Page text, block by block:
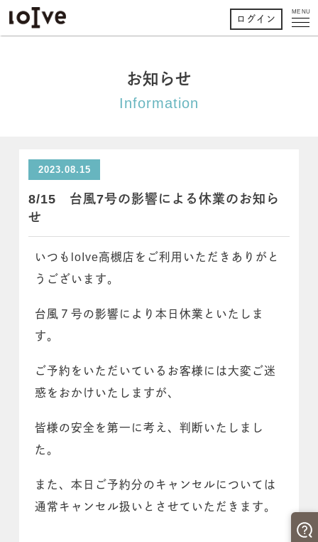
MENU
ログイン
お知らせ
Information
2023.08.15
8/15 台風7号の影響による休業のお知ら
せ
いつもloIve高槻店をご利用いただきありがと
うございます。
台風７号の影響により本日休業といたしま
す。
ご予約をいただいているお客様には大変ご迷
惑をおかけいたしますが、
皆様の安全を第一に考え、判断いたしまし
た。
また、本日ご予約分のキャンセルについては
通常キャンセル扱いとさせていただきます。